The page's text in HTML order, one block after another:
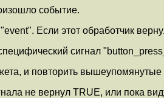
событие.
Если этот обработчик
сигнал
и повторить
не вернул TRUE, или пока